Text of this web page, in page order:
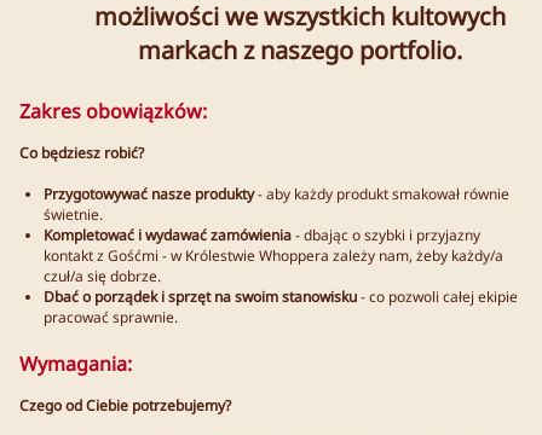
możliwości we wszystkich kultowych
markach z naszego portfolio.
Zakres obowiązków:
Co będziesz robić?
Przygotowywać nasze produkty- aby każdy produkt smakował równie
świetnie.
Kompletować i wydawać zamówienia- dbając o szybki i przyjazny
kontakt z Gośćmi - w Królestwie Whoppera zależy nam, żeby każdy/a
czuł/a się dobrze.
Dbać o porządek i sprzęt na swoim stanowisku- co pozwoli całej ekipie
pracować sprawnie.
Wymagania:
Czego od Ciebie potrzebujemy?